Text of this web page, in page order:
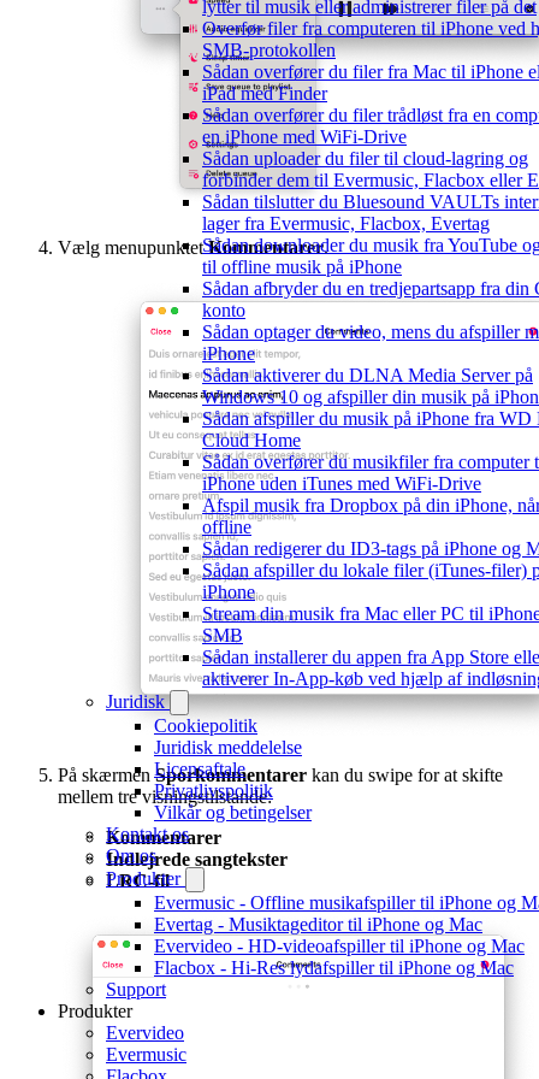
lytter til musik eller administrerer filer på det
Overfør filer fra computeren til iPhone ved
SMB-protokollen
Sådan overfører du filer fra Mac til iPhone
iPad med Finder
Sådan overfører du filer trådløst fra en
en iPhone med WiFi-Drive
Sådan uploader du filer til cloud-lagring og
forbinder dem til Evermusic, Flacbox eller
Sådan tilslutter du Bluesound VAULTs
lager fra Evermusic, Flacbox, Evertag
Sådan downloader du musik fra YouTube
til offline musik på iPhone
Sådan afbryder du en tredjepartsapp fra din
konto
Sådan optager du video, mens du afspiller
iPhone
Sådan aktiverer du DLNA Media Server på
Windows 10 og afspiller din musik på
Sådan afspiller du musik på iPhone fra WD
Cloud Home
Sådan overfører du musikfiler fra computer
iPhone uden iTunes med WiFi-Drive
Afspil musik fra Dropbox på din iPhone,
offline
Sådan redigerer du ID3-tags på iPhone og
Sådan afspiller du lokale filer (iTunes-filer)
iPhone
Stream din musik fra Mac eller PC til
SMB
Sådan installerer du appen fra App Store
aktiverer In-App-køb ved hjælp af
Juridisk
Cookiepolitik
Juridisk meddelelse
Licensaftale
Privatlivspolitik
Vilkår og betingelser
Kontakt os
Om os
Produkter
Evermusic - Offline musikafspiller til iPhone og
Evertag - Musiktageditor til iPhone og Mac
Evervideo - HD-videoafspiller til iPhone og Mac
Flacbox - Hi-Res lydafspiller til iPhone og Mac
Support
Produkter
Evervideo
Evermusic
Vælg menupunktetKommentarer.
På skærmenSporkommentarer kan du swipe for at skifte
mellem tre visningstilstande:
Kommentarer
Indlejrede sangtekster
LRC-fil